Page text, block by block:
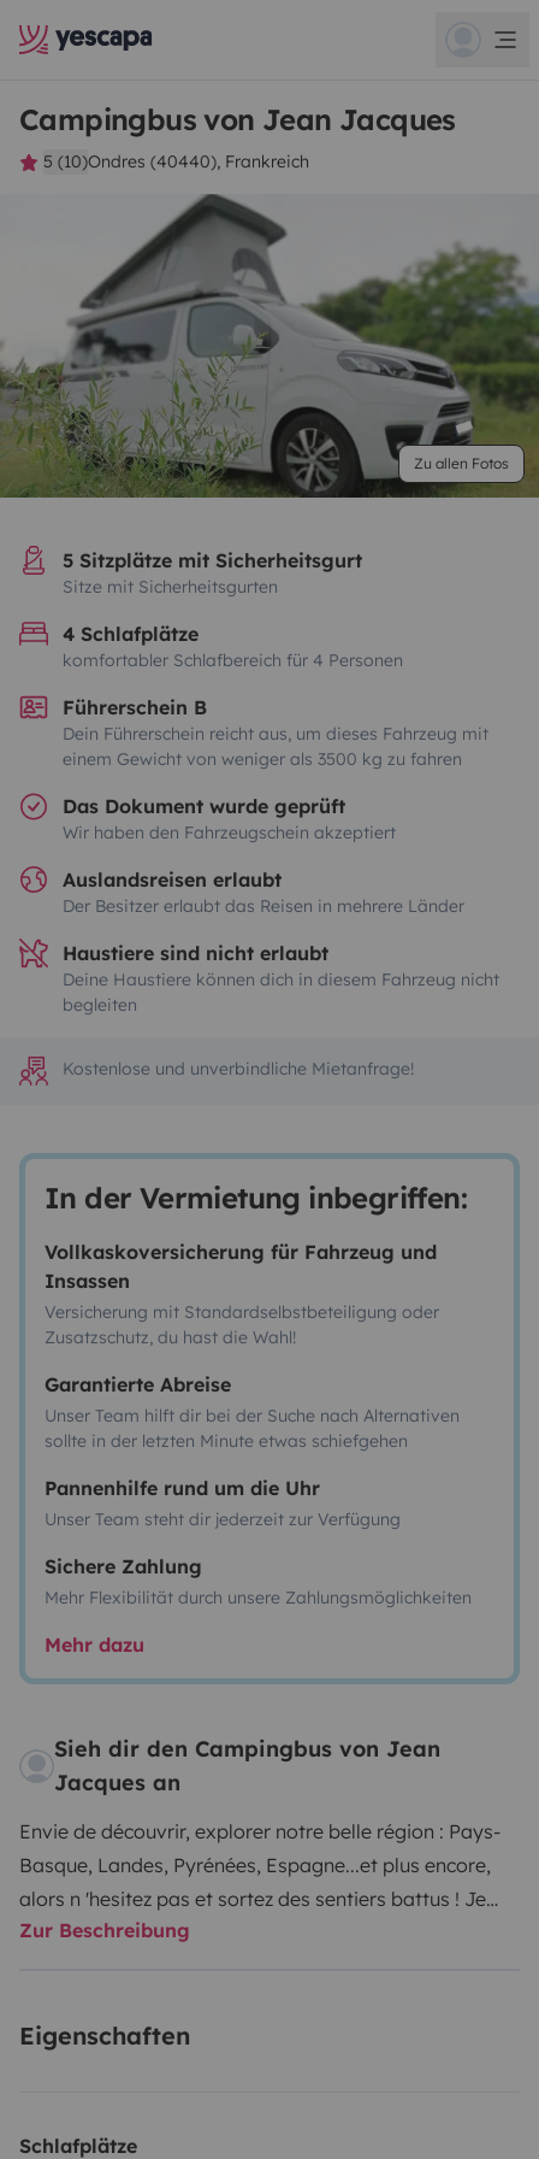
Campingbus von Jean Jacques
5 (10)Ondres (40440), Frankreich
Zu allen Fotos
5 Sitzplätze mit Sicherheitsgurt
Sitze mit Sicherheitsgurten
4 Schlafplätze
komfortabler Schlafbereich für 4 Personen
Führerschein B
Dein Führerschein reicht aus, um dieses Fahrzeug mit
einem Gewicht von weniger als 3500 kg zu fahren
Das Dokument wurde geprüft
Wir haben den Fahrzeugschein akzeptiert
Auslandsreisen erlaubt
Der Besitzer erlaubt das Reisen in mehrere Länder
Haustiere sind nicht erlaubt
Deine Haustiere können dich in diesem Fahrzeug nicht
begleiten
Kostenlose und unverbindliche Mietanfrage!
In der Vermietung inbegriffen:
Vollkaskoversicherung für Fahrzeug und
Insassen
Versicherung mit Standardselbstbeteiligung oder
Zusatzschutz, du hast die Wahl!
Garantierte Abreise
Unser Team hilft dir bei der Suche nach Alternativen
sollte in der letzten Minute etwas schiefgehen
Pannenhilfe rund um die Uhr
Unser Team steht dir jederzeit zur Verfügung
Sichere Zahlung
Mehr Flexibilität durch unsere Zahlungsmöglichkeiten
Mehr dazu
Sieh dir den Campingbus von Jean
Jacques an
Envie de découvrir, explorer notre belle région : Pays-
Basque, Landes, Pyrénées, Espagne...et plus encore,
alors n 'hesitez pas et sortez des sentiers battus ! Je
vous propose en location mon Van en très bon état de
aides à la conduite...équipé sièges avant avec
enfant, Vous pourrez voyager à 4 (carte grise 5 places),
Zur Beschreibung
Eigenschaften
Schlafplätze